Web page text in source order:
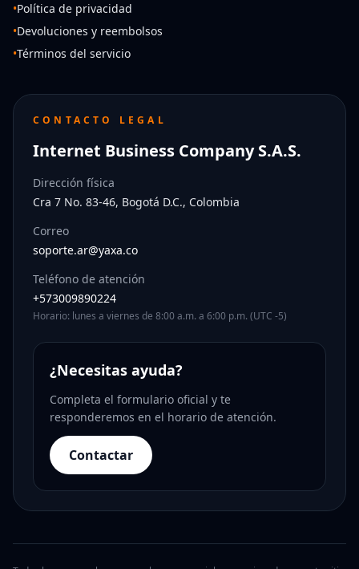
•Política de privacidad
•Devoluciones y reembolsos
•Términos del servicio
CONTACTO LEGAL
Internet Business Company S.A.S.
Dirección física
Cra 7 No. 83-46, Bogotá D.C., Colombia
Correo
soporte.ar@yaxa.co
Teléfono de atención
+573009890224
Horario: lunes a viernes de 8:00 a.m. a 6:00 p.m. (UTC -5)
¿Necesitas ayuda?
Completa el formulario oficial y te
responderemos en el horario de atención.
Contactar